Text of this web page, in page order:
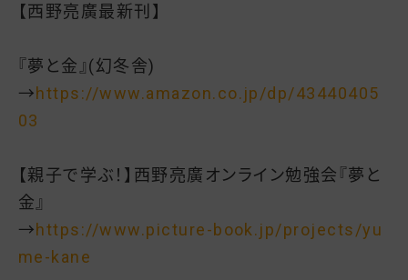
【西野亮廣最新刊】
『夢と金』(幻冬舎)
→https://www.amazon.co.jp/dp/43440405
03
【親子で学ぶ！】西野亮廣オンライン勉強会『夢と
金』
→https://www.picture-book.jp/projects/yu
me-kane